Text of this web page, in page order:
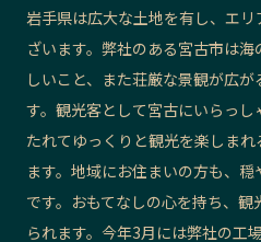
岩手県は広大な土地を有し、エ
ざいます。弊社のある宮古市は
しいこと、また荘厳な景観が広
す。観光客として宮古にいらっ
たれてゆっくりと観光を楽しま
ます。地域にお住まいの方も、
です。おもてなしの心を持ち、
られます。今年3月には弊社の工